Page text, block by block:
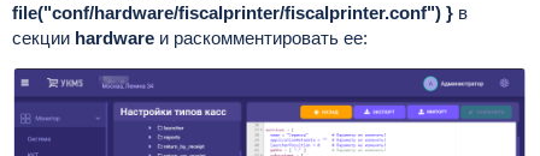
file("conf/hardware/fiscalprinter/fiscalprinter.conf") }в
секции hardware и раскомментировать ее: